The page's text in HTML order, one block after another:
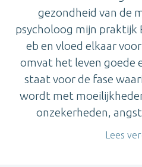
gezondheid van de
psycholoog mijn praktijk
eb en vloed elkaar
omvat het leven goede
staat voor de fase
wordt met
onzekerheden,
Lees